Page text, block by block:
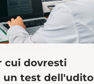
cui dovresti
un test dell'udito